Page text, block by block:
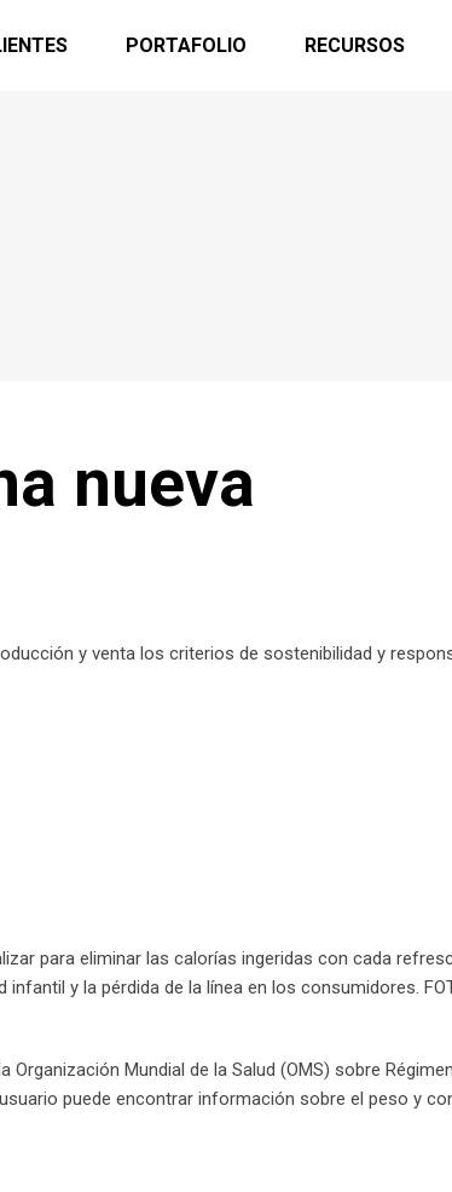
PORTAFOLIO RECURSOS
nueva
y venta los criterios de sostenibilidad y
para eliminar las calorías ingeridas con cada
y la pérdida de la línea en los consumidores.
Mundial de la Salud (OMS) sobre Régimen
puede encontrar información sobre el peso y